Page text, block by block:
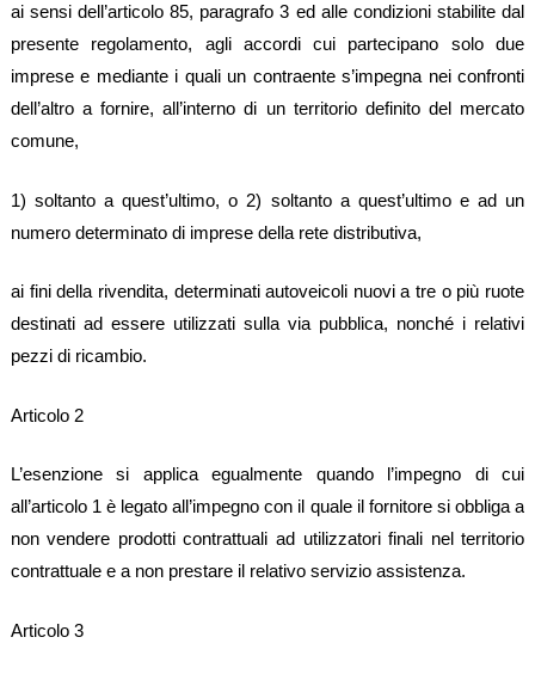
ai sensi dell’articolo 85, paragrafo 3 ed alle condizioni stabilite dal
presente regolamento, agli accordi cui partecipano solo due
imprese e mediante i quali un contraente s’impegna nei confronti
dell’altro a fornire, all’interno di un territorio definito del mercato
comune,
1) soltanto a quest’ultimo, o 2) soltanto a quest’ultimo e ad un
numero determinato di imprese della rete distributiva,
ai fini della rivendita, determinati autoveicoli nuovi a tre o più ruote
destinati ad essere utilizzati sulla via pubblica, nonché i relativi
pezzi di ricambio.
Articolo 2
L’esenzione si applica egualmente quando l’impegno di cui
all’articolo 1 è legato all’impegno con il quale il fornitore si obbliga a
non vendere prodotti contrattuali ad utilizzatori finali nel territorio
contrattuale e a non prestare il relativo servizio assistenza.
Articolo 3